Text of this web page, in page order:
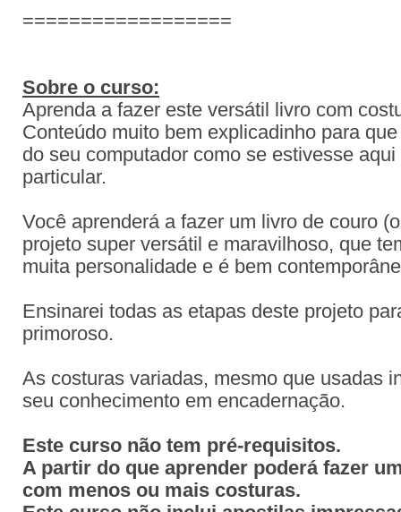
==================
Sobre o curso:
Aprenda a fazer este versátil livro com
Conteúdo muito bem explicadinho para
do seu computador como se estivesse
particular.
Você aprenderá a fazer um livro de couro
projeto super versátil e maravilhoso, que
muita personalidade e é bem
Ensinarei todas as etapas deste projeto
primoroso.
As costuras variadas, mesmo que usadas
seu conhecimento em encadernação.
Este curso não tem pré-requisitos.
A partir do que aprender poderá fazer
com menos ou mais costuras.